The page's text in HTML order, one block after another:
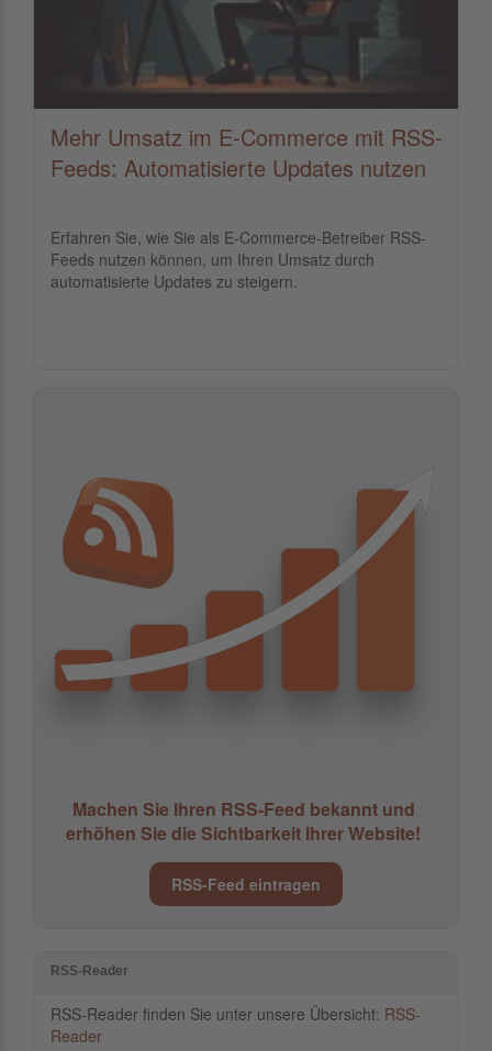
Mehr Umsatz im E-Commerce mit RSS-
Feeds: Automatisierte Updates nutzen
Erfahren Sie, wie Sie als E-Commerce-Betreiber RSS-
Feeds nutzen können, um Ihren Umsatz durch
automatisierte Updates zu steigern.
Machen Sie Ihren RSS-Feed bekannt und
erhöhen Sie die Sichtbarkeit Ihrer Website!
RSS-Feed eintragen
RSS-Reader
RSS-Reader finden Sie unter unsere Übersicht: RSS-
Reader